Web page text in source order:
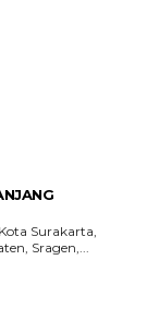
Surakarta,
Sragen,...